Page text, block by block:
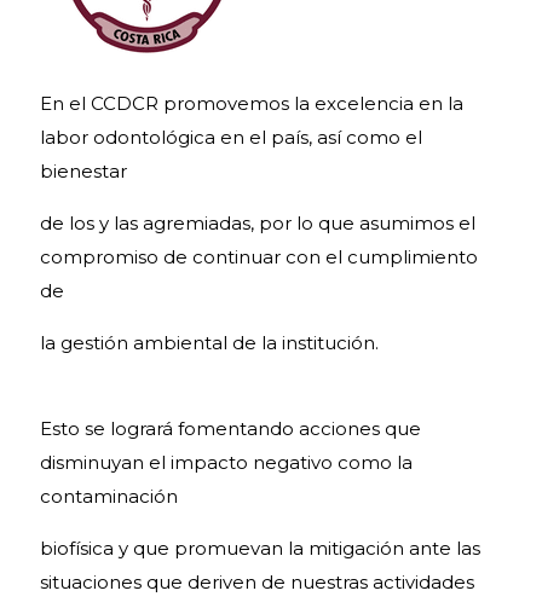
En el CCDCR promovemos la excelencia en la
labor odontológica en el país, así como el
bienestar
de los y las agremiadas, por lo que asumimos el
compromiso de continuar con el cumplimiento
de
la gestión ambiental de la institución.
Esto se logrará fomentando acciones que
disminuyan el impacto negativo como la
contaminación
biofísica y que promuevan la mitigación ante las
situaciones que deriven de nuestras actividades